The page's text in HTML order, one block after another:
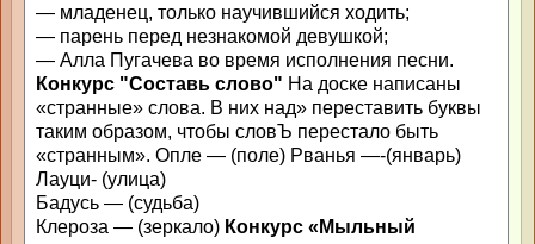
— младенец, только научившийся ходить;
— парень перед незнакомой девушкой;
— Алла Пугачева во время исполнения песни.
Конкурс "Составь слово" На доске написаны
«странные» слова. В них над» переставить буквы
таким образом, чтобы словЪ перестало быть
«странным». Опле — (поле) Рванья —-(январь)
Лауци- (улица)
Бадусь — (судьба)
Клероза — (зеркало) Конкурс «Мыльный